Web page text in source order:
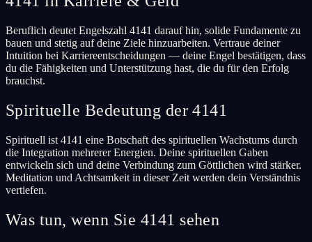
Beruflich deutet Engelszahl 4141 darauf hin, solide Fundamente zu
bauen und stetig auf deine Ziele hinzuarbeiten. Vertraue deiner
Intuition bei Karriereentscheidungen — deine Engel bestätigen, dass
du die Fähigkeiten und Unterstützung hast, die du für den Erfolg
brauchst.
Spirituelle Bedeutung der 4141
Spirituell ist 4141 eine Botschaft des spirituellen Wachstums durch
die Integration mehrerer Energien. Deine spirituellen Gaben
entwickeln sich und deine Verbindung zum Göttlichen wird stärker.
Meditation und Achtsamkeit in dieser Zeit werden dein Verständnis
vertiefen.
Was tun, wenn Sie 4141 sehen